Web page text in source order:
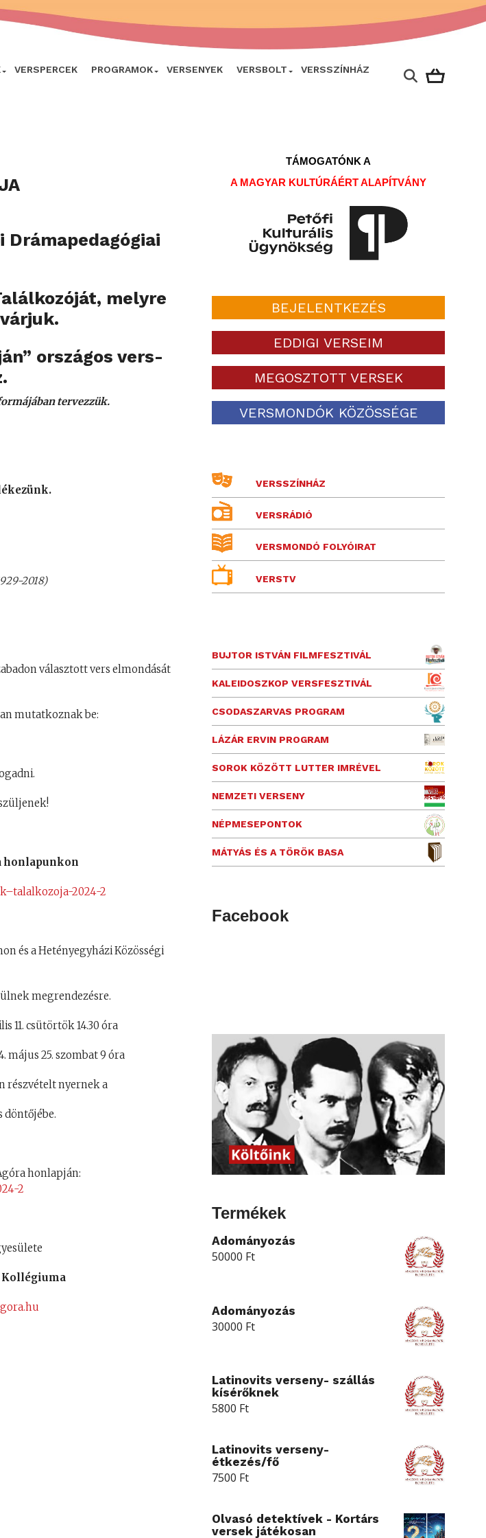
VERSPERCEK PROGRAMOK VERSENYEK VERSBOLT VERSSZÍNHÁZ
melyre
országos vers-
tervezzük.
2018)
választott vers elmondását
mutatkoznak be:
honlapunkon
2024-2
és a Hetényegyházi Közösségi
megrendezésre.
11. csütörtök 14.30 óra
május 25. szombat 9 óra
részvételt nyernek a
döntőjébe.
honlapján:
2
Kollégiuma
TÁMOGATÓNK A
A MAGYAR KULTÚRÁÉRT ALAPÍTVÁNY
BEJELENTKEZÉS
EDDIGI VERSEIM
MEGOSZTOTT VERSEK
VERSMONDÓK KÖZÖSSÉGE
VERSSZÍNHÁZ
VERSRÁDIÓ
VERSMONDÓ FOLYÓIRAT
VERSTV
BUJTOR ISTVÁN FILMFESZTIVÁL
KALEIDOSZKOP VERSFESZTIVÁL
CSODASZARVAS PROGRAM
LÁZÁR ERVIN PROGRAM
SOROK KÖZÖTT LUTTER IMRÉVEL
NEMZETI VERSENY
NÉPMESEPONTOK
MÁTYÁS ÉS A TÖRÖK BASA
Facebook
Termékek
Adományozás
50000 Ft
Adományozás
30000 Ft
Latinovits verseny- szállás
kísérőknek
5800 Ft
Latinovits verseny-
étkezés/fő
7500 Ft
Olvasó detektívek - Kortárs
versek játékosan